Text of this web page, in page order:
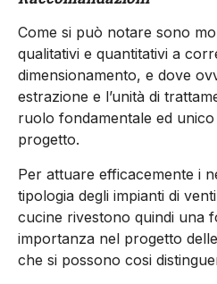
Come si può notare sono
qualitativi e quantitativi a
dimensionamento, e dove
estrazione e l’unità di
ruolo fondamentale ed
progetto.
Per attuare efficacemente i
tipologia degli impianti di
cucine rivestono quindi una
importanza nel progetto
che si possono cosi